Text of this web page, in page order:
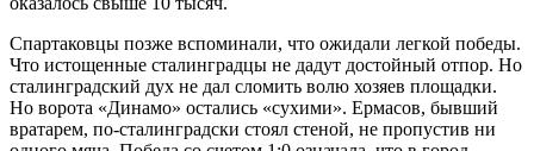
Спартаковцы позже вспоминали, что ожидали легкой победы.
Что истощенные сталинградцы не дадут достойный отпор. Но
сталинградский дух не дал сломить волю хозяев площадки.
Но ворота «Динамо» остались «сухими». Ермасов, бывший
вратарем, по-сталинградски стоял стеной, не пропустив ни